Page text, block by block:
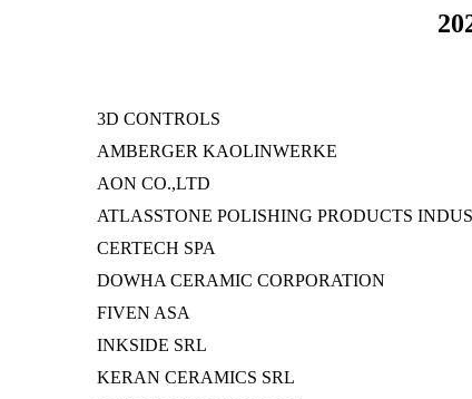
3D CONTROLS
AMBERGER KAOLINWERKE
AON CO.,LTD
ATLASSTONE POLISHING PRODUCTS
CERTECH SPA
DOWHA CERAMIC CORPORATION
FIVEN ASA
INKSIDE SRL
KERAN CERAMICS SRL